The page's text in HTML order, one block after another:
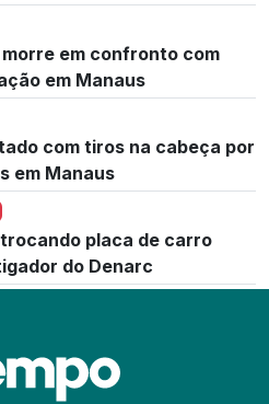
em confronto com
em Manaus
com tiros na cabeça por
em Manaus
placa de carro
do Denarc